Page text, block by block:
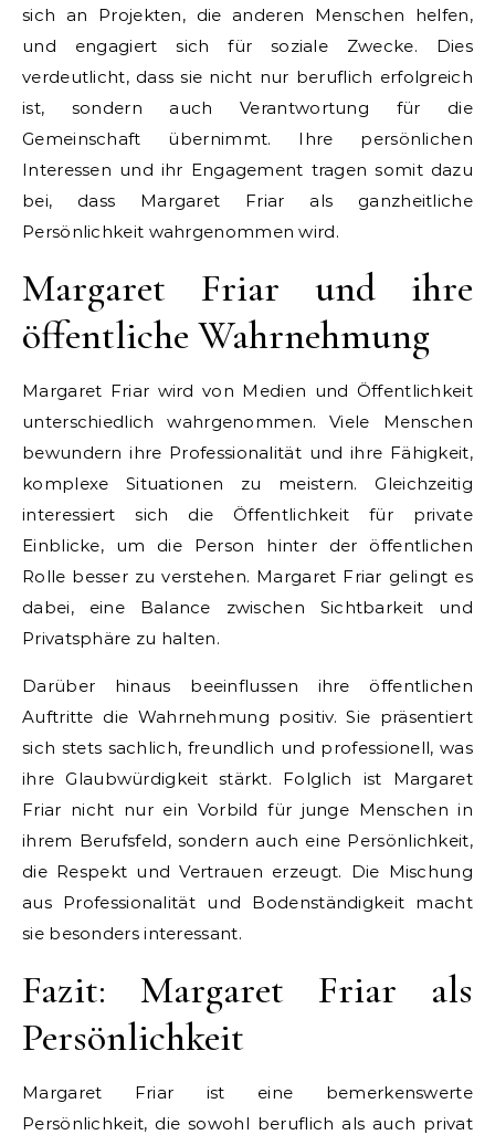
sich an Projekten, die anderen Menschen helfen,
und engagiert sich für soziale Zwecke. Dies
verdeutlicht, dass sie nicht nur beruflich erfolgreich
ist, sondern auch Verantwortung für die
Gemeinschaft übernimmt. Ihre persönlichen
Interessen und ihr Engagement tragen somit dazu
bei, dass Margaret Friar als ganzheitliche
Persönlichkeit wahrgenommen wird.
Margaret Friar und ihre
öffentliche Wahrnehmung
Margaret Friar wird von Medien und Öffentlichkeit
unterschiedlich wahrgenommen. Viele Menschen
bewundern ihre Professionalität und ihre Fähigkeit,
komplexe Situationen zu meistern. Gleichzeitig
interessiert sich die Öffentlichkeit für private
Einblicke, um die Person hinter der öffentlichen
Rolle besser zu verstehen. Margaret Friar gelingt es
dabei, eine Balance zwischen Sichtbarkeit und
Privatsphäre zu halten.
Darüber hinaus beeinflussen ihre öffentlichen
Auftritte die Wahrnehmung positiv. Sie präsentiert
sich stets sachlich, freundlich und professionell, was
ihre Glaubwürdigkeit stärkt. Folglich ist Margaret
Friar nicht nur ein Vorbild für junge Menschen in
ihrem Berufsfeld, sondern auch eine Persönlichkeit,
die Respekt und Vertrauen erzeugt. Die Mischung
aus Professionalität und Bodenständigkeit macht
sie besonders interessant.
Fazit: Margaret Friar als
Persönlichkeit
Margaret Friar ist eine bemerkenswerte
Persönlichkeit, die sowohl beruflich als auch privat